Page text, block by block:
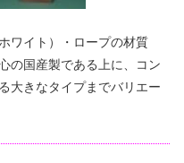
ワイト）・ロープの材質
の国産製である上に、コン
大きなタイプまでバリエー